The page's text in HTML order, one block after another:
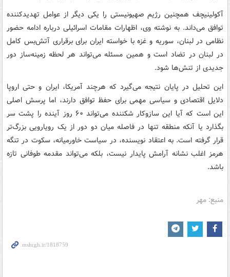
آکولینیچف همچنین رژیم صهیونیستی را یکی دیگر از عوامل تهدیدکننده
توافق می‌داند. به نوشته وی، اظهارات مقامات اسرائیلی درباره ادامه حضور
نظامی در لبنان، سوریه و غزه با خواسته ایران برای برقراری آتش‌بس کامل
در لبنان در تضاد است و همین مسئله می‌تواند هر لحظه زمینه‌ساز دور
جدیدی از تنش‌ها شود.
این تحلیل در پایان نتیجه می‌گیرد که هرچند آمریکا، ایران و حتی اروپا
دلایل اقتصادی و سیاسی مهمی برای حفظ توافق دارند، اما پرسش اصلی
این است که آیا این سازوکار شکننده می‌تواند ۶۰ روز آینده را پشت سر
بگذارد یا آنکه منطقه تنها در فاصله میان دو دور از یک رویارویی بزرگ‌تر
قرار گرفته است. به اعتقاد نویسنده، در سیاست خاورمیانه، سکوت در تنگه
هرمز اغلب نشانه آرامش پایدار نیست، بلکه می‌تواند مقدمه طوفانی تازه
باشد.
منبع: مهر